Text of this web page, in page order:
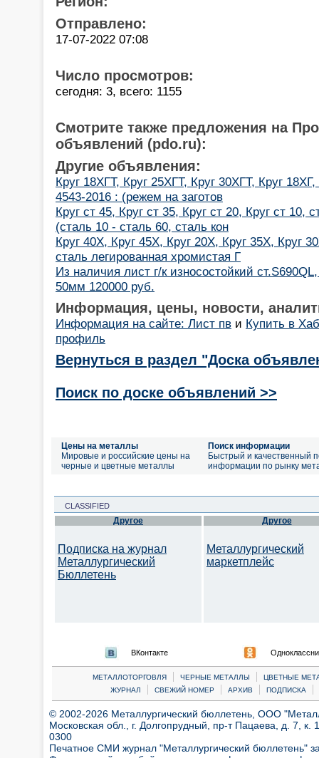
Отправлено:
17-07-2022 07:08
Число просмотров:
сегодня: 3, всего: 1155
Смотрите также предложения на
объявлений (pdo.ru):
Другие объявления:
Круг 18ХГТ, Круг 25ХГТ, Круг 30ХГТ, Круг
4543-2016 : (режем на заготов
Круг ст 45, Круг ст 35, Круг ст 20, Круг ст 10,
(сталь 10 - сталь 60, сталь кон
Круг 40Х, Круг 45Х, Круг 20Х, Круг 35Х, Круг
сталь легированная хромистая Г
Из наличия лист г/к износостойкий
50мм 120000 руб.
Информация, цены, новости,
Информация на сайте: Лист пв и Купить в
профиль
Вернуться в раздел "Доска
Поиск по доске объявлений >>
Цены на металлы
Мировые и российские цены на
черные и цветные металлы
Поиск информации
Быстрый и качественный
информации по рынку
CLASSIFIED
Другое
Подписка на журнал
Металлургический
Бюллетень
Другое
Металлургический
маркетплейс
ВКонтакте
МЕТАЛЛОТОРГОВЛЯ | ЧЕРНЫЕ МЕТАЛЛЫ |
ЦВЕТНЫЕ
ЖУРНАЛ
| СВЕЖИЙ НОМЕР | АРХИВ | ПОДПИСКА |
© 2002-2026 Металлургический бюллетень, ООО
Московская обл., г. Долгопрудный, пр-т Пацаева, д. 7,
0300
Печатное СМИ журнал "Металлургический бюллетень"